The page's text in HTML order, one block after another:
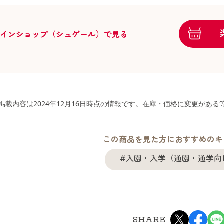
ンショップ（シュゲール）で見る
載内容は2024年12月16日時点の情報です。在庫・価格に変更があ
この商品を見た方におすすめの
#入園・入学（通園・通学向
SHARE